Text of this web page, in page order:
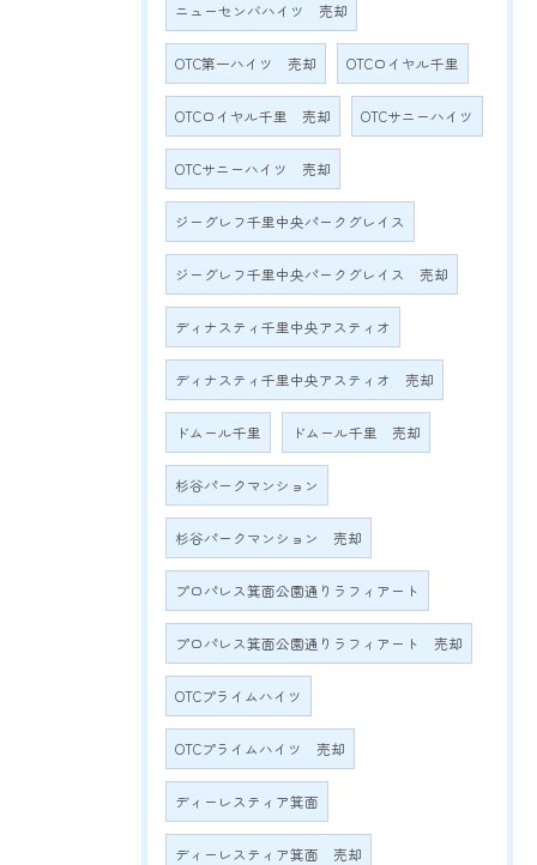
ニューセンバハイツ 売却
OTC第一ハイツ 売却 OTCロイヤル千里
OTCロイヤル千里 売却 OTCサニーハイツ
OTCサニーハイツ 売却
ジーグレフ千里中央パークグレイス
ジーグレフ千里中央パークグレイス 売却
ディナスティ千里中央アスティオ
ディナスティ千里中央アスティオ 売却
ドムール千里 ドムール千里 売却
杉谷パークマンション
杉谷パークマンション 売却
プロパレス箕面公園通りラフィアート
プロパレス箕面公園通りラフィアート 売却
OTCプライムハイツ
OTCプライムハイツ 売却
ディーレスティア箕面
ディーレスティア箕面 売却